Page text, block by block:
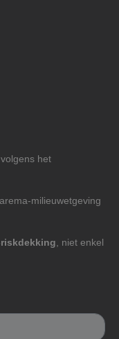
volgens het
milieuwetgeving
, niet enkel